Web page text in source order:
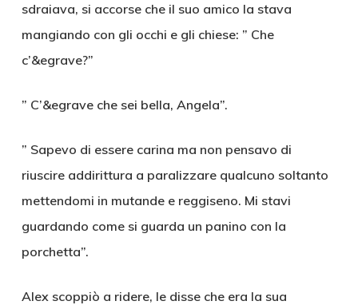
sdraiava, si accorse che il suo amico la stava
mangiando con gli occhi e gli chiese: ” Che
c’&egrave?”
” C’&egrave che sei bella, Angela”.
” Sapevo di essere carina ma non pensavo di
riuscire addirittura a paralizzare qualcuno soltanto
mettendomi in mutande e reggiseno. Mi stavi
guardando come si guarda un panino con la
porchetta”.
Alex scoppiò a ridere, le disse che era la sua